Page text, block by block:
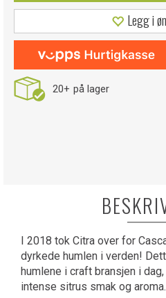
Legg i
20+ på lager
I 2018 tok Citra over for
dyrkede humlen i verden!
humlene i craft bransjen i
intense sitrus smak og aroma.